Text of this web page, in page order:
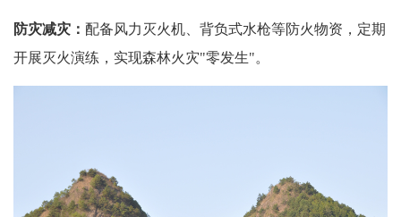
防灾减灾： 配备风力灭火机、背负式水枪等防火物资，定期
开展灭火演练，实现森林火灾"零发生"。